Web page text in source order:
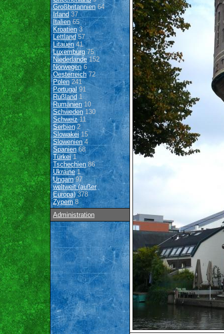
Großbritannien64
Irland 37
Italien65
Kroatien3
Lettland57
Litauen41
Luxemburg 75
Niederlande152
Norwegen6
Oesterreich72
Polen 241
Portugal91
Rußland 1
Rumänien10
Schweden 130
Schweiz11
Serbien2
Slowakei15
Slowenien4
Spanien68
Türkei1
Tschechien 86
Ukraine1
Ungarn97
weltweit (außer
Europa)378
Zypern8
Administration